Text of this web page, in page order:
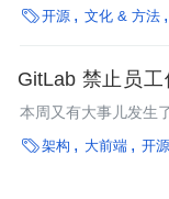
开源 文化 & 方法
GitLab 禁止员工
户是 Loser”；
本周又有大事儿发生
架构 大前端 开源